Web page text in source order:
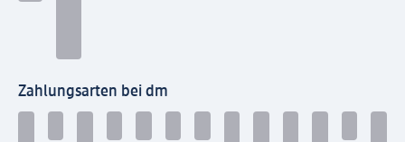
Zahlungsarten bei dm